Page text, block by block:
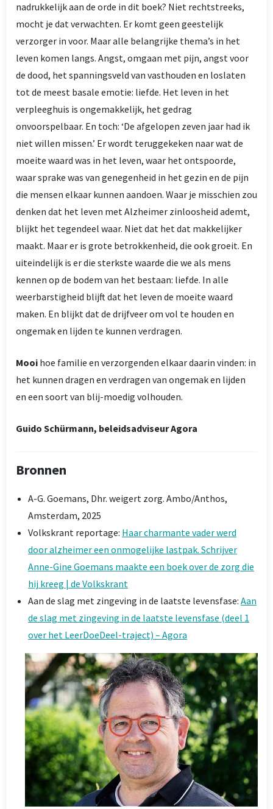
nadrukkelijk aan de orde in dit boek? Niet rechtstreeks,
mocht je dat verwachten. Er komt geen geestelijk
verzorger in voor. Maar alle belangrijke thema’s in het
leven komen langs. Angst, omgaan met pijn, angst voor
de dood, het spanningsveld van vasthouden en loslaten
tot de meest basale emotie: liefde. Het leven in het
verpleeghuis is ongemakkelijk, het gedrag
onvoorspelbaar. En toch: ‘De afgelopen zeven jaar had ik
niet willen missen.’ Er wordt teruggekeken naar wat de
moeite waard was in het leven, waar het ontspoorde,
waar sprake was van genegenheid in het gezin en de pijn
die mensen elkaar kunnen aandoen. Waar je misschien zou
denken dat het leven met Alzheimer zinloosheid ademt,
blijkt het tegendeel waar. Niet dat het dat makkelijker
maakt. Maar er is grote betrokkenheid, die ook groeit. En
uiteindelijk is er die sterkste waarde die we als mens
kennen op de bodem van het bestaan: liefde. In alle
weerbarstigheid blijft dat het leven de moeite waard
maken. En blijkt dat de drijfveer om vol te houden en
ongemak en lijden te kunnen verdragen.
Mooi hoe familie en verzorgenden elkaar daarin vinden: in
het kunnen dragen en verdragen van ongemak en lijden
en een soort van blij-moedig volhouden.
Guido Schürmann, beleidsadviseur Agora
Bronnen
A-G. Goemans, Dhr. weigert zorg. Ambo/Anthos,
Amsterdam, 2025
Volkskrant reportage: Haar charmante vader werd
door alzheimer een onmogelijke lastpak. Schrijver
Anne-Gine Goemans maakte een boek over de zorg die
hij kreeg | de Volkskrant
Aan de slag met zingeving in de laatste levensfase: Aan
de slag met zingeving in de laatste levensfase (deel 1
over het LeerDoeDeel-traject) – Agora